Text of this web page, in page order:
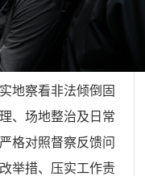
地察看非法倾倒固
、场地整治及日常
格对照督察反馈问
举措、压实工作责